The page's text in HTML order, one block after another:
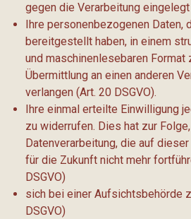
gegen die Verarbeitung eingelegt
Ihre personenbezogenen Daten,
bereitgestellt haben, in einem
und maschinenlesebaren Format
Übermittlung an einen anderen
verlangen (Art. 20 DSGVO).
Ihre einmal erteilte Einwilligung
zu widerrufen. Dies hat zur
Datenverarbeitung, die auf
für die Zukunft nicht mehr
DSGVO)
sich bei einer Aufsichtsbehörde
DSGVO)